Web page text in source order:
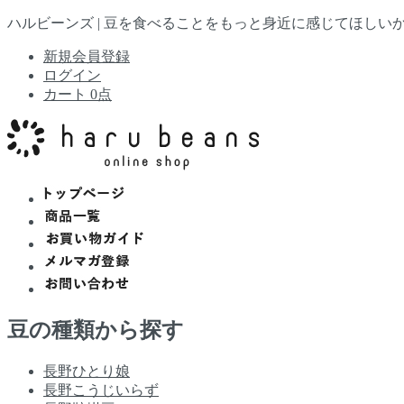
ハルビーンズ | 豆を食べることをもっと身近に感じてほしい
新規会員登録
ログイン
カート 0点
豆の種類から探す
長野ひとり娘
長野こうじいらず